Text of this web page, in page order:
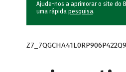
Ajude-nos a aprimorar o site do
uma rápida pesquisa.